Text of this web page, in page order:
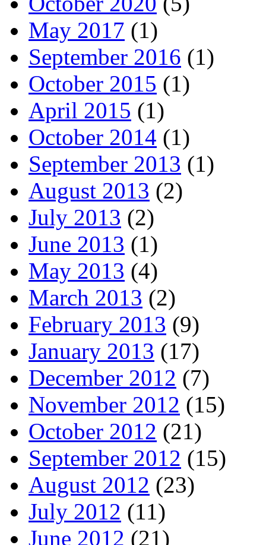
May 2017 (1)
September 2016 (1)
October 2015 (1)
April 2015 (1)
October 2014 (1)
September 2013 (1)
August 2013 (2)
July 2013 (2)
June 2013 (1)
May 2013 (4)
March 2013 (2)
February 2013 (9)
January 2013 (17)
December 2012 (7)
November 2012 (15)
October 2012 (21)
September 2012 (15)
August 2012 (23)
July 2012 (11)
June 2012 (21)